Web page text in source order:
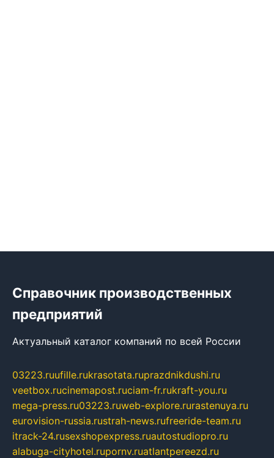
Справочник производственных
предприятий
Актуальный каталог компаний по всей России
03223.ruufille.rukrasotata.ruprazdnikdushi.ru
veetbox.rucinemapost.ruciam-fr.rukraft-you.ru
mega-press.ru03223.ruweb-explore.rurastenuya.ru
eurovision-russia.rustrah-news.rufreeride-team.ru
itrack-24.rusexshopexpress.ruautostudiopro.ru
alabuga-cityhotel.rupornv.ruatlantpereezd.ru